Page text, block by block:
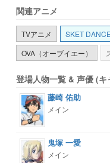
関連アニメ
TVアニメ
SKET DANCE
OVA（オーブイエー）
登場人物一覧 & 声優 (キ
藤崎 佑助
メイン
鬼塚 一愛
メイン